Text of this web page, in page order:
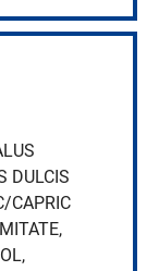
DULCIS
CAPRIC